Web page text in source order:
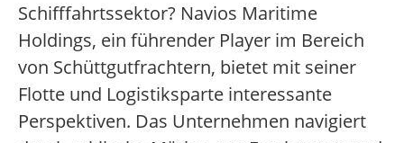
Schifffahrtssektor? Navios Maritime
Holdings, ein führender Player im Bereich
von Schüttgutfrachtern, bietet mit seiner
Flotte und Logistiksparte interessante
Perspektiven. Das Unternehmen navigiert